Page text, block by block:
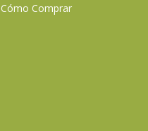
Cómo Comprar